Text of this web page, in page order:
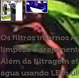
Os filtros internos
limpeza e
Além da filtragem
água usando LEDs